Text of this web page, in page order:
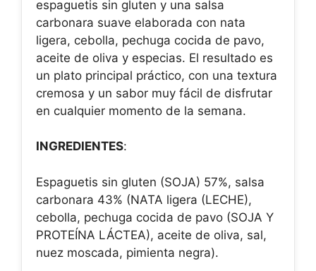
espaguetis sin gluten y una salsa
carbonara suave elaborada con nata
ligera, cebolla, pechuga cocida de pavo,
aceite de oliva y especias. El resultado es
un plato principal práctico, con una textura
cremosa y un sabor muy fácil de disfrutar
en cualquier momento de la semana.
INGREDIENTES:
Espaguetis sin gluten (SOJA) 57%, salsa
carbonara 43% (NATA ligera (LECHE),
cebolla, pechuga cocida de pavo (SOJA Y
PROTEÍNA LÁCTEA), aceite de oliva, sal,
nuez moscada, pimienta negra).